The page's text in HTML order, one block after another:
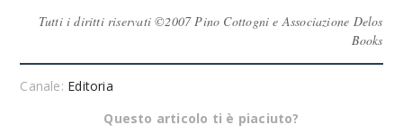
Tutti i diritti riservati ©2007 Pino Cottogni e Associazione Delos
Books
Canale: Editoria
Questo articolo ti è piaciuto?